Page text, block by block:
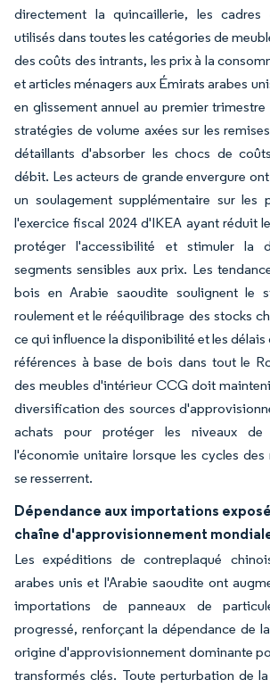
directement la quincaillerie, les cadres
utilisés dans toutes les catégories de
des coûts des intrants, les prix à la
et articles ménagers aux Émirats arabes
en glissement annuel au premier trimestre
stratégies de volume axées sur les
détaillants d'absorber les chocs de
débit. Les acteurs de grande envergure
un soulagement supplémentaire sur les
l'exercice fiscal 2024 d'IKEA ayant réduit
protéger l'accessibilité et stimuler la
segments sensibles aux prix. Les
bois en Arabie saoudite soulignent le
roulement et le rééquilibrage des stocks
ce qui influence la disponibilité et les délais
références à base de bois dans tout le
des meubles d'intérieur CCG doit
diversification des sources
achats pour protéger les niveaux
l'économie unitaire lorsque les cycles des
se resserrent.
Dépendance aux importations
chaîne d'approvisionnement
Les expéditions de contreplaqué
arabes unis et l'Arabie saoudite ont
importations de panneaux de
progressé, renforçant la dépendance de
origine d'approvisionnement dominante
transformés clés. Toute perturbation de